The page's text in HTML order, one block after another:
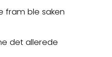
fram ble saken
det allerede